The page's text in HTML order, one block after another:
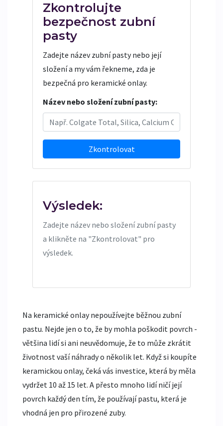
Zkontrolujte
bezpečnost zubní
pasty
Zadejte název zubní pasty nebo její
složení a my vám řekneme, zda je
bezpečná pro keramické onlay.
Název nebo složení zubní pasty:
Zkontrolovat
Výsledek:
Zadejte název nebo složení zubní pasty
a klikněte na "Zkontrolovat" pro
výsledek.
Na keramické onlay nepoužívejte běžnou zubní
pastu. Nejde jen o to, že by mohla poškodit povrch -
většina lidí si ani neuvědomuje, že to může zkrátit
životnost vaší náhrady o několik let. Když si koupíte
keramickou onlay, čeká vás investice, která by měla
vydržet 10 až 15 let. A přesto mnoho lidí ničí její
povrch každý den tím, že používají pastu, která je
vhodná jen pro přirozené zuby.